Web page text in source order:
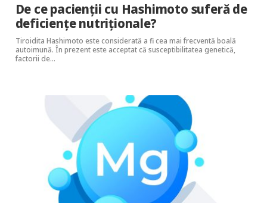
De ce pacienții cu Hashimoto suferă de
deficiențe nutriționale?
Tiroidita Hashimoto este considerată a fi cea mai frecventă boală
autoimună. În prezent este acceptat că susceptibilitatea genetică,
factorii de…